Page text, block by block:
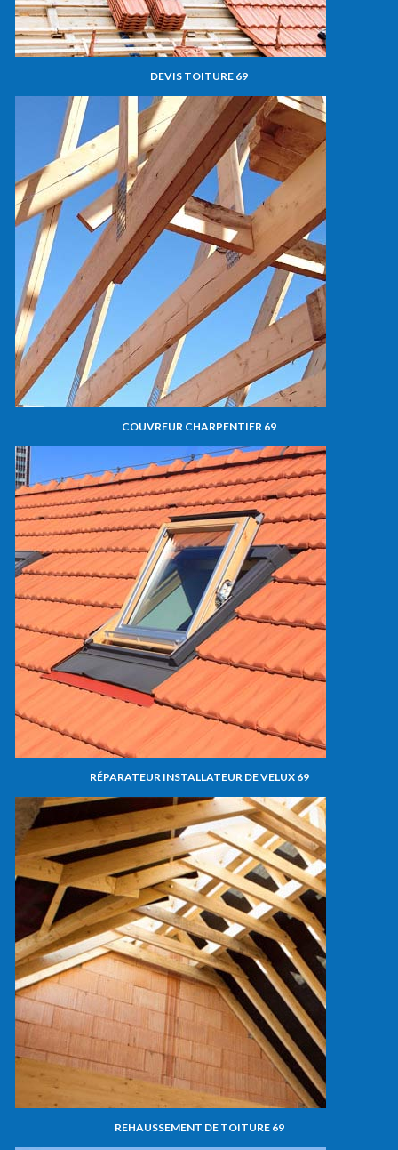
DEVIS TOITURE 69
COUVREUR CHARPENTIER 69
RÉPARATEUR INSTALLATEUR DE VELUX 69
REHAUSSEMENT DE TOITURE 69